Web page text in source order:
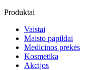
Produktai
Vaistai
Maisto papildai
Medicinos prekės
Kosmetika
Akcijos